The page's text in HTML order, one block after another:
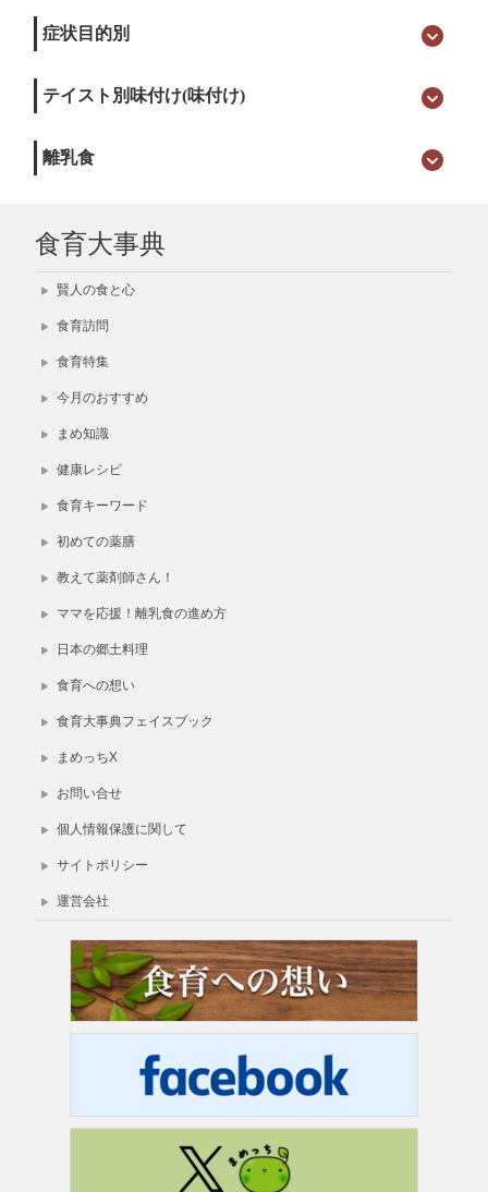
症状目的別
テイスト別味付け(味付け)
離乳食
食育大事典
賢人の食と心
食育訪問
食育特集
今月のおすすめ
まめ知識
健康レシピ
食育キーワード
初めての薬膳
教えて薬剤師さん！
ママを応援！離乳食の進め方
日本の郷土料理
食育への想い
食育大事典フェイスブック
まめっちX
お問い合せ
個人情報保護に関して
サイトポリシー
運営会社